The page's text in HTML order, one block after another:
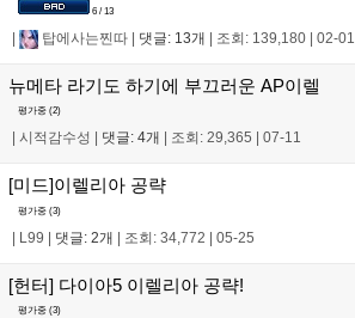
6 / 13
탑에사는찐따 댓글: 13개 조회: 139,180 02-01
뉴메타 라기도 하기에 부끄러운 AP이렐
평가중 (2)
시적감수성 댓글: 4개 조회: 29,365 07-11
[미드]이렐리아 공략
평가중 (3)
| L99 | 댓글: 2개 | 조회: 34,772 | 05-25
[헌터] 다이아5 이렐리아 공략!
평가중 (3)